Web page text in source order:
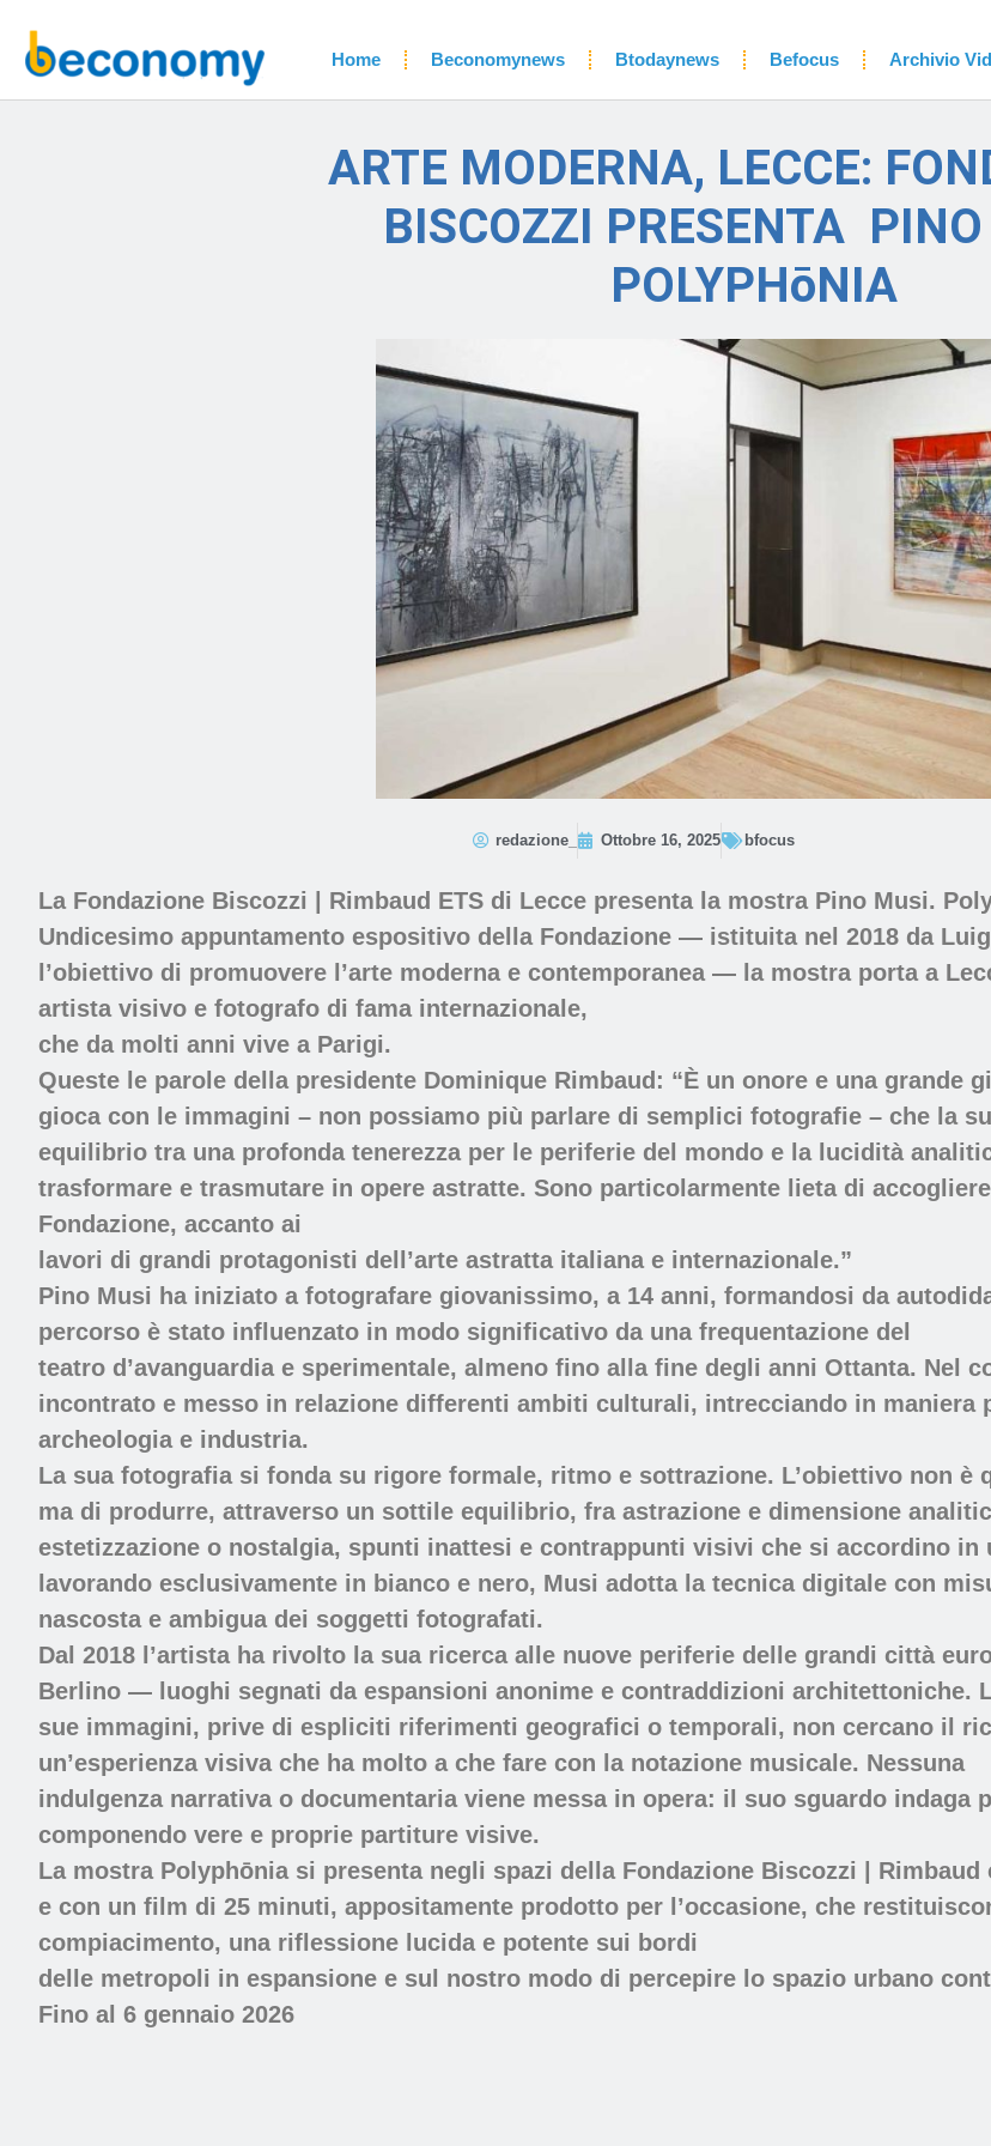
Home Beconomynews Btodaynews Befocus Archivio
ARTE MODERNA, LECCE:
BISCOZZI PRESENTA
POLYPHōNIA
redazione_ Ottobre 16, 2025 bfocus
La Fondazione Biscozzi | Rimbaud ETS di Lecce presenta la mostra Pino Musi.
Undicesimo appuntamento espositivo della Fondazione — istituita nel 2018 da
l’obiettivo di promuovere l’arte moderna e contemporanea — la mostra porta a
artista visivo e fotografo di fama internazionale,
che da molti anni vive a Parigi.
Queste le parole della presidente Dominique Rimbaud: “È un onore e una grande
gioca con le immagini – non possiamo più parlare di semplici fotografie – che la
equilibrio tra una profonda tenerezza per le periferie del mondo e la lucidità
trasformare e trasmutare in opere astratte. Sono particolarmente lieta di
Fondazione, accanto ai
lavori di grandi protagonisti dell’arte astratta italiana e internazionale.”
Pino Musi ha iniziato a fotografare giovanissimo, a 14 anni, formandosi da
percorso è stato influenzato in modo significativo da una frequentazione del
teatro d’avanguardia e sperimentale, almeno fino alla fine degli anni Ottanta. Nel
incontrato e messo in relazione differenti ambiti culturali, intrecciando in maniera
archeologia e industria.
La sua fotografia si fonda su rigore formale, ritmo e sottrazione. L’obiettivo non
ma di produrre, attraverso un sottile equilibrio, fra astrazione e dimensione
estetizzazione o nostalgia, spunti inattesi e contrappunti visivi che si accordino in
lavorando esclusivamente in bianco e nero, Musi adotta la tecnica digitale con
nascosta e ambigua dei soggetti fotografati.
Dal 2018 l’artista ha rivolto la sua ricerca alle nuove periferie delle grandi città
Berlino — luoghi segnati da espansioni anonime e contraddizioni architettoniche.
sue immagini, prive di espliciti riferimenti geografici o temporali, non cercano il
un’esperienza visiva che ha molto a che fare con la notazione musicale. Nessuna
indulgenza narrativa o documentaria viene messa in opera: il suo sguardo indaga
componendo vere e proprie partiture visive.
La mostra Polyphōnia si presenta negli spazi della Fondazione Biscozzi |
e con un film di 25 minuti, appositamente prodotto per l’occasione, che
compiacimento, una riflessione lucida e potente sui bordi
delle metropoli in espansione e sul nostro modo di percepire lo spazio urbano
Fino al 6 gennaio 2026